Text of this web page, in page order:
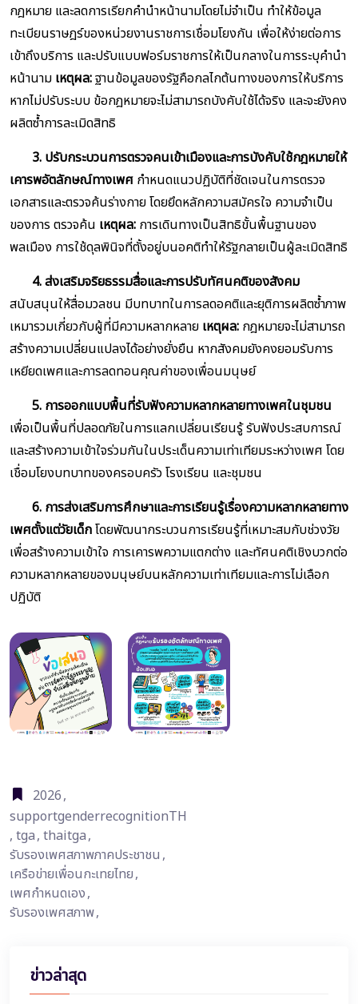
กฎหมาย และลดการเรียกคำนำหน้านามโดยไม่จำเป็น ทำให้ข้อมูล
ทะเบียนราษฎร์ของหน่วยงานราชการเชื่อมโยงกัน เพื่อให้ง่ายต่อการ
เข้าถึงบริการ และปรับแบบฟอร์มราชการให้เป็นกลางในการระบุคำนำ
หน้านาม เหตุผล:ฐานข้อมูลของรัฐคือกลไกต้นทางของการให้บริการ
หากไม่ปรับระบบ ข้อกฎหมายจะไม่สามารถบังคับใช้ได้จริง และจะยังคง
ผลิตซ้ำการละเมิดสิทธิ
3. ปรับกระบวนการตรวจคนเข้าเมืองและการบังคับใช้กฎหมายให้
เคารพอัตลักษณ์ทางเพศ กำหนดแนวปฏิบัติที่ชัดเจนในการตรวจ
เอกสารและตรวจค้นร่างกาย โดยยึดหลักความสมัครใจ ความจำเป็น
ของการ ตรวจค้น เหตุผล: การเดินทางเป็นสิทธิขั้นพื้นฐานของ
พลเมือง การใช้ดุลพินิจที่ตั้งอยู่บนอคติทำให้รัฐกลายเป็นผู้ละเมิดสิทธิ
4. ส่งเสริมจริยธรรมสื่อและการปรับทัศนคติของสังคม
สนับสนุนให้สื่อมวลชน มีบทบาทในการลดอคติและยุติการผลิตซ้ำภาพ
เหมารวมเกี่ยวกับผู้ที่มีความหลากหลาย เหตุผล: กฎหมายจะไม่สามารถ
สร้างความเปลี่ยนแปลงได้อย่างยั่งยืน หากสังคมยังคงยอมรับการ
เหยียดเพศและการลดทอนคุณค่าของเพื่อนมนุษย์
5. การออกแบบพื้นที่รับฟังความหลากหลายทางเพศในชุมชน
เพื่อเป็นพื้นที่ปลอดภัยในการแลกเปลี่ยนเรียนรู้ รับฟังประสบการณ์
และสร้างความเข้าใจร่วมกันในประเด็นความเท่าเทียมระหว่างเพศ โดย
เชื่อมโยงบทบาทของครอบครัว โรงเรียน และชุมชน
6. การส่งเสริมการศึกษาและการเรียนรู้เรื่องความหลากหลายทาง
เพศตั้งแต่วัยเด็กโดยพัฒนากระบวนการเรียนรู้ที่เหมาะสมกับช่วงวัย
เพื่อสร้างความเข้าใจ การเคารพความแตกต่าง และทัศนคติเชิงบวกต่อ
ความหลากหลายของมนุษย์บนหลักความเท่าเทียมและการไม่เลือก
ปฏิบัติ
2026,
supportgenderrecognitionTH
, tga, thaitga,
รับรองเพศสภาพภาคประชาชน,
เครือข่ายเพื่อนกะเทยไทย,
เพศกำหนดเอง,
รับรองเพศสภาพ,
ข่าวล่าสุด